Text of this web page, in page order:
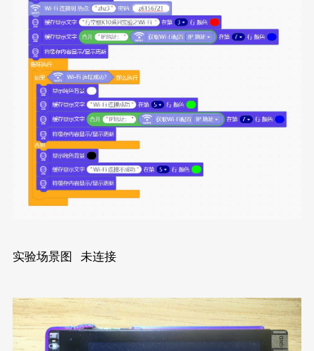
实验场景图 未连接